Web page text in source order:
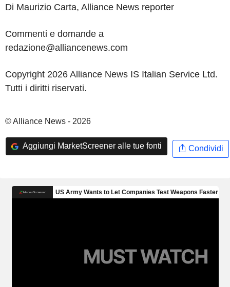
Di Maurizio Carta, Alliance News reporter
Commenti e domande a
redazione@alliancenews.com
Copyright 2026 Alliance News IS Italian Service Ltd.
Tutti i diritti riservati.
© Alliance News - 2026
Aggiungi MarketScreener alle tue fonti Condividi